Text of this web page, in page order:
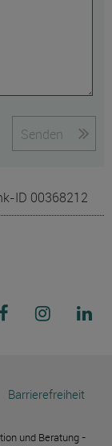
Senden
ID 00368212
Barrierefreiheit
und Beratung -